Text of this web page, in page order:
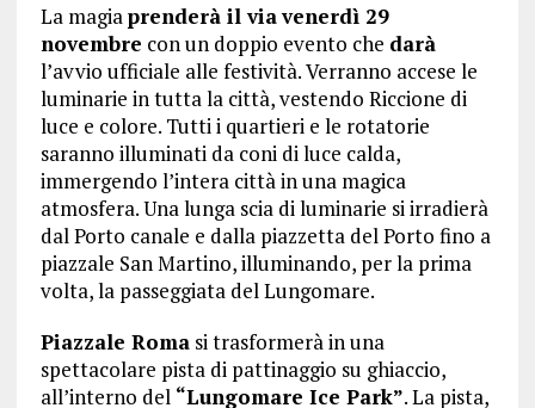
La magia prenderà il viavenerdì 29
novembre con un doppio evento che darà
l’avvio ufficiale alle festività. Verranno accese le
luminarie in tutta la città, vestendo Riccione di
luce e colore. Tutti i quartieri e le rotatorie
saranno illuminati da coni di luce calda,
immergendo l’intera città in una magica
atmosfera. Una lunga scia di luminarie si irradierà
dal Porto canale e dalla piazzetta del Porto fino a
piazzale San Martino, illuminando, per la prima
volta, la passeggiata del Lungomare.
Piazzale Romasi trasformerà in una
spettacolare pista di pattinaggio su ghiaccio,
all’interno del “Lungomare Ice Park”. La pista,